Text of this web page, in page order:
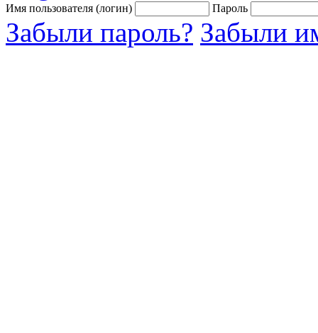
Имя пользователя (логин) Пароль
Забыли пароль? Забыли